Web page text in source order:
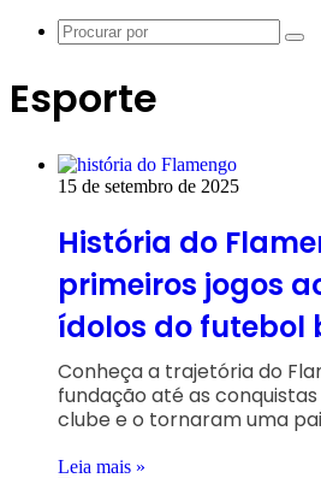
Esporte
15 de setembro de 2025
História do
primeiros jogos
ídolos do futebol
Conheça a trajetória do
fundação até as
clube e o tornaram uma
Leia mais »